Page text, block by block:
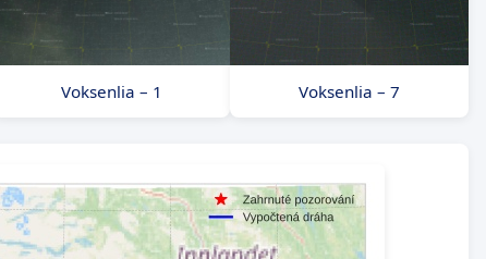
Voksenlia – 1 Voksenlia – 7